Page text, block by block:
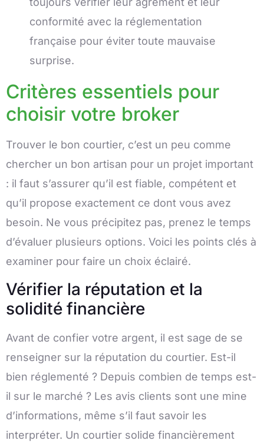
conformité avec la réglementation
française pour éviter toute mauvaise
surprise.
Critères essentiels pour
choisir votre broker
Trouver le bon courtier, c’est un peu comme
chercher un bon artisan pour un projet important
: il faut s’assurer qu’il est fiable, compétent et
qu’il propose exactement ce dont vous avez
besoin. Ne vous précipitez pas, prenez le temps
d’évaluer plusieurs options. Voici les points clés à
examiner pour faire un choix éclairé.
Vérifier la réputation et la
solidité financière
Avant de confier votre argent, il est sage de se
renseigner sur la réputation du courtier. Est-il
bien réglementé ? Depuis combien de temps est-
il sur le marché ? Les avis clients sont une mine
d’informations, même s’il faut savoir les
interpréter. Un courtier solide financièrement